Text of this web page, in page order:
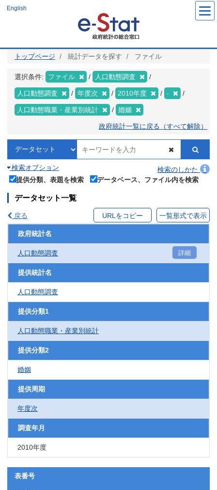
ツ
English
トップページ 統計データを探す ファイル
選択条件: ファイル 人口動態調査
人口動態調査 年度次 2010年度 -
人口動態職業・産業別統計 婚姻
政府統計一覧に戻る（すべて解除）
検索オプション
検索のしかた
提供分類、表題を検索
データベース、ファイル内を検索
データセット一覧
戻る URLをコピー 一覧形式で表示
政府統計名
人口動態調査 詳細
提供統計名
人口動態調査
提供分類1
人口動態職業・産業別統計
提供分類2
婚姻
提供周期
年度次
調査年月
2010年度
表番号